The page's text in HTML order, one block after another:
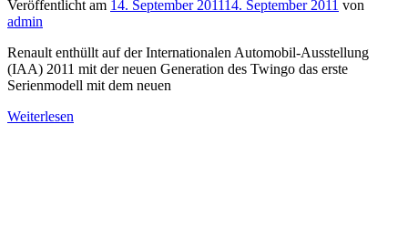
Veröffentlicht am 14. September 201114. September 2011 von
admin
Renault enthüllt auf der Internationalen Automobil-Ausstellung
(IAA) 2011 mit der neuen Generation des Twingo das erste
Serienmodell mit dem neuen
Weiterlesen